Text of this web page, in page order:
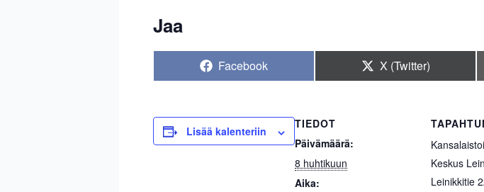
Jaa
Share
Facebook Share
X (Twitter)
Lisää kalenteriin
TIEDOT
Päivämäärä:
8 huhtikuun
Aika:
Keskus
Leinikkitie